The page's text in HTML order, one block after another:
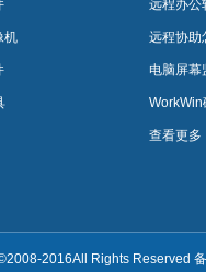
机
程控制软
控制软件
远程办公
程控制软
控制软件
远程协助
人远程控
远程控制
电脑屏幕
远程控制
程控制软件
WorkWin
络人远程
查看更多
2016All Rights Reserved